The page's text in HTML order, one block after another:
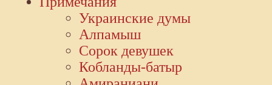
Украинские думы
Алпамыш
Сорок девушек
Кобланды-батыр